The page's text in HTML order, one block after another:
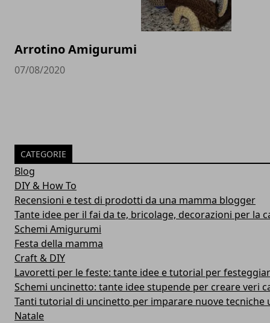
Arrotino Amigurumi
07/08/2020
CATEGORIE
Blog
DIY & How To
Recensioni e test di prodotti da una mamma blogger
Tante idee per il fai da te, bricolage, decorazioni per la
Schemi Amigurumi
Festa della mamma
Craft & DIY
Lavoretti per le feste: tante idee e tutorial per
Schemi uncinetto: tante idee stupende per creare veri
Tanti tutorial di uncinetto per imparare nuove tecniche
Natale